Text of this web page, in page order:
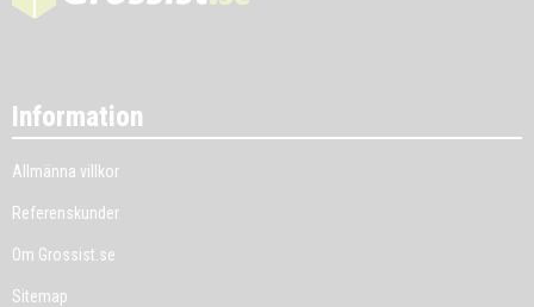
Information
Allmänna villkor
Referenskunder
Om Grossist.se
Sitemap